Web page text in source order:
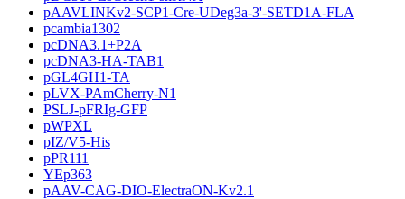
pAAVLINKv2-SCP1-Cre-UDeg3a-3'-SETD1A-FLA
pcambia1302
pcDNA3.1+P2A
pcDNA3-HA-TAB1
pGL4GH1-TA
pLVX-PAmCherry-N1
PSLJ-pFRIg-GFP
pWPXL
pIZ/V5-His
pPR111
YEp363
pAAV-CAG-DIO-ElectraON-Kv2.1